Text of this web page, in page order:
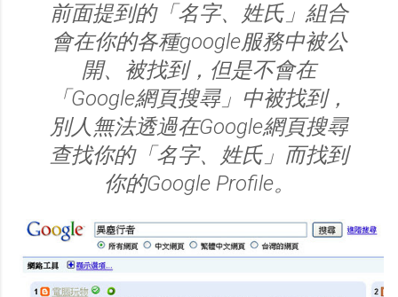
前面提到的「名字、姓氏」組合
會在你的各種google服務中被公
開、被找到，但是不會在
「Google網頁搜尋」中被找到，
別人無法透過在Google網頁搜尋
查找你的「名字、姓氏」而找到
你的Google Profile。